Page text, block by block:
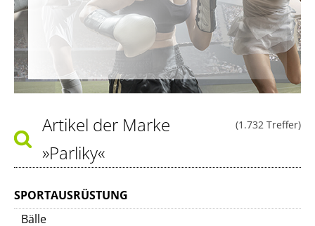
(1.732 Treffer)
Artikel der Marke
»Parliky«
SPORTAUSRÜSTUNG
Bälle